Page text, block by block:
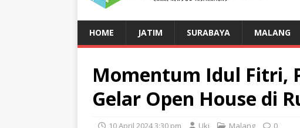
HOME JATIM SURABAYA MALANG
Momentum Idul Fitri,
Gelar Open House di
10 April 2024 3:30 pm Uki Malang 0